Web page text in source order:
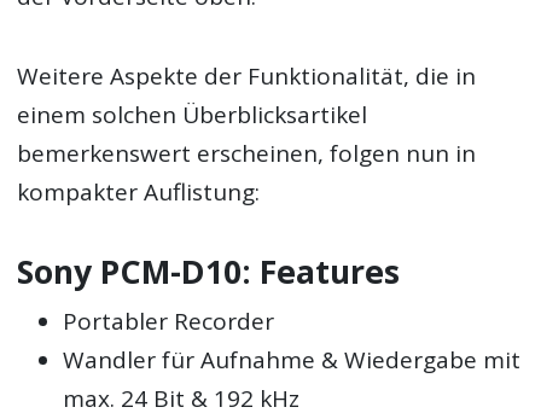
Weitere Aspekte der Funktionalität, die in
einem solchen Überblicksartikel
bemerkenswert erscheinen, folgen nun in
kompakter Auflistung:
Sony PCM-D10: Features
Portabler Recorder
Wandler für Aufnahme & Wiedergabe mit
max. 24 Bit & 192 kHz